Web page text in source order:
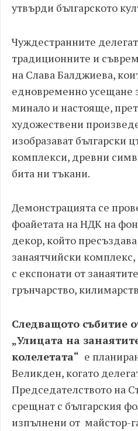
утвърди българското
Чуждестранните
традиционните и
на Слава Балджиева,
едновременно усещане
минало и настояще,
художествени
изобразават български
комплекси, древни
бита ни тъкани.
Демонстрацията се
фоайетата на НДК на
декор, който
занаятчийски
с експонати от
грънчарство,
Следващото събитие
„Улицата на
колелетата“ е
Великден, когато
Председателството на
срещнат с българския
изпълнени от майстор-